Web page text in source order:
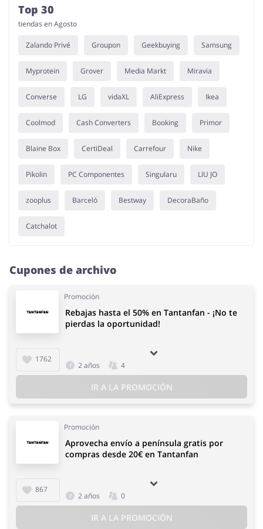
Top 30
tiendas en Agosto
Zalando Privé Groupon Geekbuying Samsung
Myprotein Grover Media Markt Miravia
Converse LG vidaXL AliExpress Ikea
Coolmod Cash Converters Booking Primor
Blaine Box CertiDeal Carrefour Nike
Pikolin PC Componentes Singularu LIU JO
zooplus Barceló Bestway DecoraBaño
Catchalot
Cupones de archivo
Promoción
1762
Rebajas hasta el 50% en Tantanfan - ¡No te
pierdas la oportunidad!
2 años 4
IR A LA PROMOCIÓN
Promoción
867
Aprovecha envío a península gratis por
compras desde 20€ en Tantanfan
2 años 0
IR A LA PROMOCIÓN